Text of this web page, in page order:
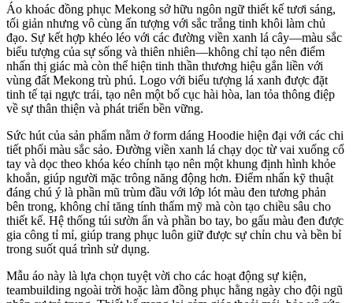
Áo khoác đồng phục Mekong sở hữu ngôn ngữ thiết kế tươi sáng,
tối giản nhưng vô cùng ấn tượng với sắc trắng tinh khôi làm chủ
đạo. Sự kết hợp khéo léo với các đường viền xanh lá cây—màu sắc
biểu tượng của sự sống và thiên nhiên—không chỉ tạo nên điểm
nhấn thị giác mà còn thể hiện tinh thần thương hiệu gắn liền với
vùng đất Mekong trù phú. Logo với biểu tượng lá xanh được đặt
tinh tế tại ngực trái, tạo nên một bố cục hài hòa, lan tỏa thông điệp
về sự thân thiện và phát triển bền vững.
Sức hút của sản phẩm nằm ở form dáng Hoodie hiện đại với các chi
tiết phối màu sắc sảo. Đường viền xanh lá chạy dọc từ vai xuống cổ
tay và dọc theo khóa kéo chính tạo nên một khung định hình khỏe
khoắn, giúp người mặc trông năng động hơn. Điểm nhấn kỹ thuật
đáng chú ý là phần mũ trùm đầu với lớp lót màu đen tương phản
bên trong, không chỉ tăng tính thẩm mỹ mà còn tạo chiều sâu cho
thiết kế. Hệ thống túi sườn ẩn và phần bo tay, bo gấu màu đen được
gia công tỉ mỉ, giúp trang phục luôn giữ được sự chỉn chu và bền bỉ
trong suốt quá trình sử dụng.
Mẫu áo này là lựa chọn tuyệt vời cho các hoạt động sự kiện,
teambuilding ngoài trời hoặc làm đồng phục hằng ngày cho đội ngũ